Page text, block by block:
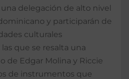
delegación de alto nivel
y participarán de
culturales
que se resalta una
de Edgar Molina y Riccie
de instrumentos que